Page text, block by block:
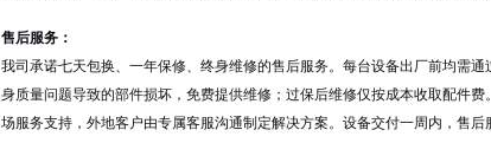
售后服务：
我司承诺七天包换、一年保修、终身维修的售后服务。每台设备出厂前均需
身质量问题导致的部件损坏，免费提供维修；过保后维修仅按成本收取配件
场服务支持，外地客户由专属客服沟通制定解决方案。设备交付一周内，售